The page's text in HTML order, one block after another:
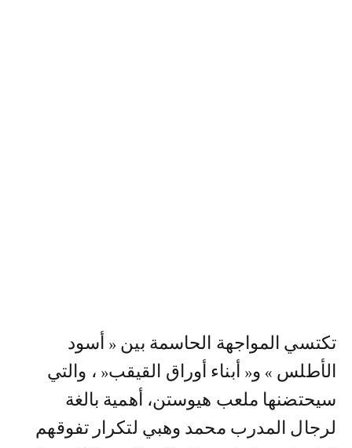
تكتسي المواجهة الحاسمة بين « أسود
الأطلس » و« أبناء أوراق القيقب« ، والتي
سيحتضنها ملعب هيوستن، أهمية بالغة
لرجال المدرب محمد وهبي لتكرار تفوقهم